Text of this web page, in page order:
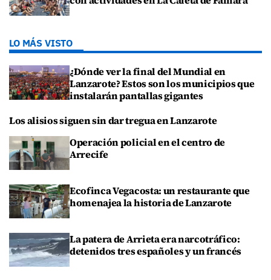
LO MÁS VISTO
¿Dónde ver la final del Mundial en
Lanzarote? Estos son los municipios que
instalarán pantallas gigantes
Los alisios siguen sin dar tregua en Lanzarote
Operación policial en el centro de
Arrecife
Ecofinca Vegacosta: un restaurante que
homenajea la historia de Lanzarote
La patera de Arrieta era narcotráfico:
detenidos tres españoles y un francés